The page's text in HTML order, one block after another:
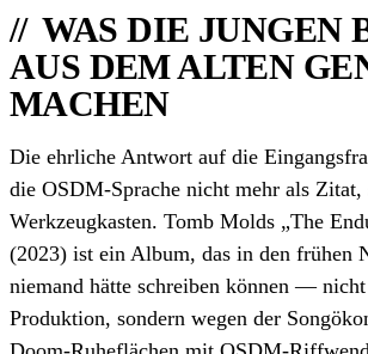
WAS DIE JUNGEN
AUS DEM ALTEN
MACHEN
Die ehrliche Antwort auf die
die OSDM-Sprache nicht mehr als Zitat,
Werkzeugkasten. Tomb Molds „The
(2023) ist ein Album, das in den frühen
niemand hätte schreiben können —
Produktion, sondern wegen der